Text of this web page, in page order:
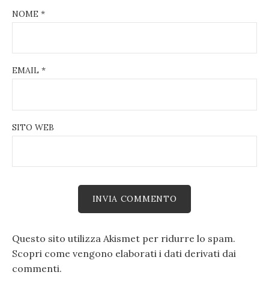
NOME *
EMAIL *
SITO WEB
Questo sito utilizza Akismet per ridurre lo spam.
Scopri come vengono elaborati i dati derivati dai
commenti.